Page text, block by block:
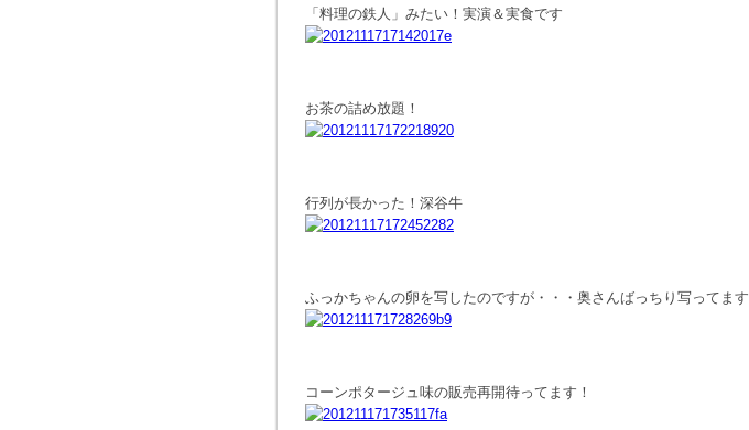
「料理の鉄人」みたい！実演＆実食です
お茶の詰め放題！
行列が長かった！深谷牛
ふっかちゃんの卵を写したのですが・・・奥さんばっちり写ってます
コーンポタージュ味の販売再開待ってます！